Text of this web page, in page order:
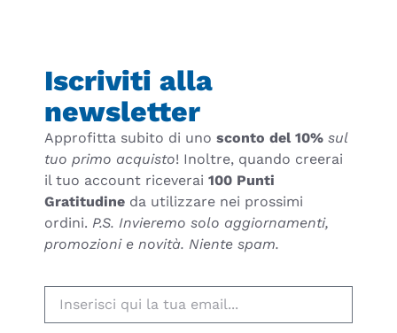
Iscriviti alla
newsletter
Approfitta subito di uno sconto del 10% sul
tuo primo acquisto! Inoltre, quando creerai
il tuo account riceverai 100 Punti
Gratitudine da utilizzare nei prossimi
ordini. P.S. Invieremo solo aggiornamenti,
promozioni e novità. Niente spam.